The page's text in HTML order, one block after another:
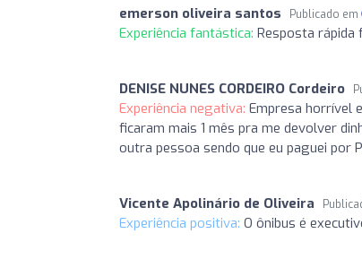
emerson oliveira santos Publicado em
Experiência fantástica: Resposta rápida
DENISE NUNES CORDEIRO Cordeiro
Experiência negativa: Empresa horrível
ficaram mais 1 mês pra me devolver
outra pessoa sendo que eu paguei por
Vicente Apolinário de Oliveira
Experiência positiva: O ônibus é